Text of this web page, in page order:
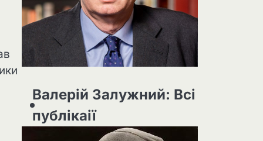
Валерій Залужний: Всі
публікаії